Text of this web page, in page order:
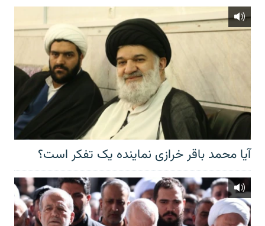
آیا محمد باقر خرازی نماینده یک تفکر است؟